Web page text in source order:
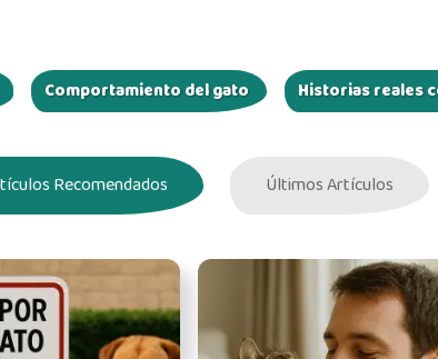
Comportamiento del gato Historias reales
Recomendados Últimos Artículos